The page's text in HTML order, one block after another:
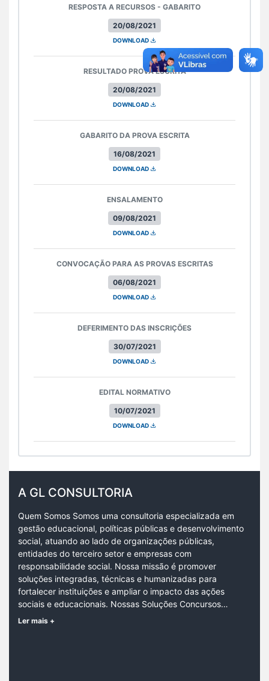
20/08/2021
RESPOSTA A RECURSOS - GABARITO
DOWNLOAD
20/08/2021
RESULTADO PROVA ESCRITA
DOWNLOAD
16/08/2021
GABARITO DA PROVA ESCRITA
DOWNLOAD
09/08/2021
ENSALAMENTO
DOWNLOAD
06/08/2021
CONVOCAÇÃO PARA AS PROVAS ESCRITAS
DOWNLOAD
30/07/2021
DEFERIMENTO DAS INSCRIÇÕES
DOWNLOAD
10/07/2021
EDITAL NORMATIVO
DOWNLOAD
A GL CONSULTORIA
Quem Somos Somos uma consultoria especializada em
gestão educacional, políticas públicas e desenvolvimento
social, atuando ao lado de organizações públicas,
entidades do terceiro setor e empresas com
responsabilidade social. Nossa missão é promover
soluções integradas, técnicas e humanizadas para
fortalecer instituições e ampliar o impacto das ações
sociais e educacionais. Nossas Soluções Concursos…
Ler mais +